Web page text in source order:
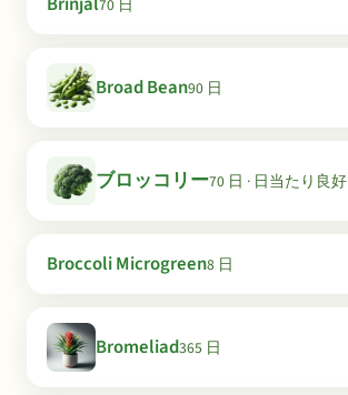
70 日
Broad Bean90 日
ブロッコリー70 日 · 日当たり良好
Broccoli Microgreen8 日
Bromeliad365 日